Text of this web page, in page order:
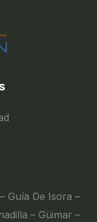
Guía De Isora –
– Güimar –